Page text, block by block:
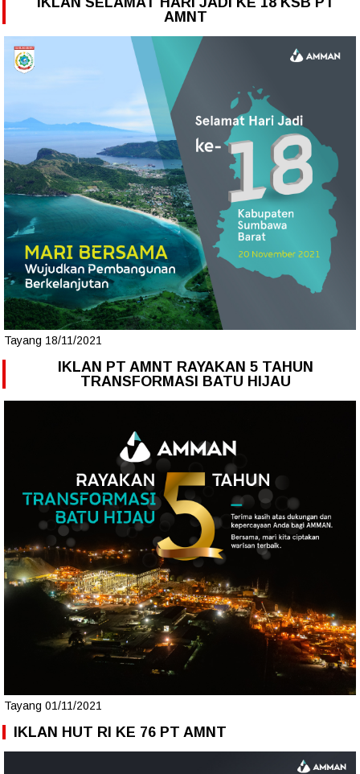
AMNT
Tayang 18/11/2021
IKLAN PT AMNT RAYAKAN 5 TAHUN
TRANSFORMASI BATU HIJAU
Tayang 01/11/2021
IKLAN HUT RI KE 76 PT AMNT